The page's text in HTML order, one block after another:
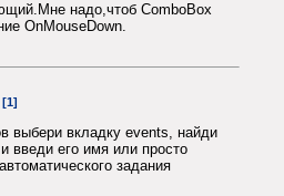
надо,чтоб ComboBox
OnMouseDown.
[1]
выбери вкладку events, найди
введи его имя или просто
задания